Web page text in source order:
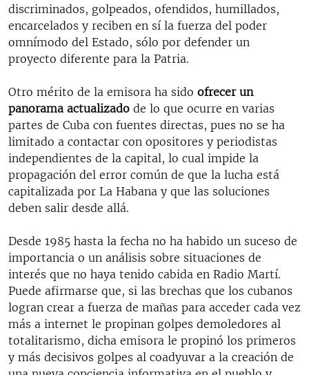
discriminados, golpeados, ofendidos, humillados,
encarcelados y reciben en sí la fuerza del poder
omnímodo del Estado, sólo por defender un
proyecto diferente para la Patria.
Otro mérito de la emisora ha sido ofrecer un
panorama actualizado de lo que ocurre en varias
partes de Cuba con fuentes directas, pues no se ha
limitado a contactar con opositores y periodistas
independientes de la capital, lo cual impide la
propagación del error común de que la lucha está
capitalizada por La Habana y que las soluciones
deben salir desde allá.
Desde 1985 hasta la fecha no ha habido un suceso de
importancia o un análisis sobre situaciones de
interés que no haya tenido cabida en Radio Martí.
Puede afirmarse que, si las brechas que los cubanos
logran crear a fuerza de mañas para acceder cada vez
más a internet le propinan golpes demoledores al
totalitarismo, dicha emisora le propinó los primeros
y más decisivos golpes al coadyuvar a la creación de